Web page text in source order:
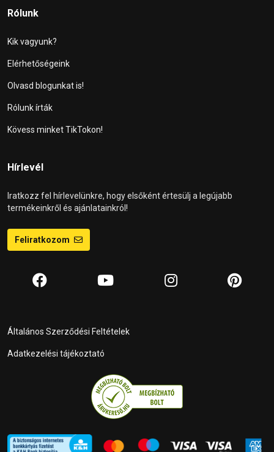
Rólunk
Kik vagyunk?
Elérhetőségeink
Olvasd blogunkat is!
Rólunk írták
Kövess minket TikTokon!
Hírlevél
Iratkozz fel hírlevelünkre, hogy elsőként értesülj a legújabb
termékeinkről és ajánlatainkról!
Feliratkozom
Általános Szerződési Feltételek
Adatkezelési tájékoztató